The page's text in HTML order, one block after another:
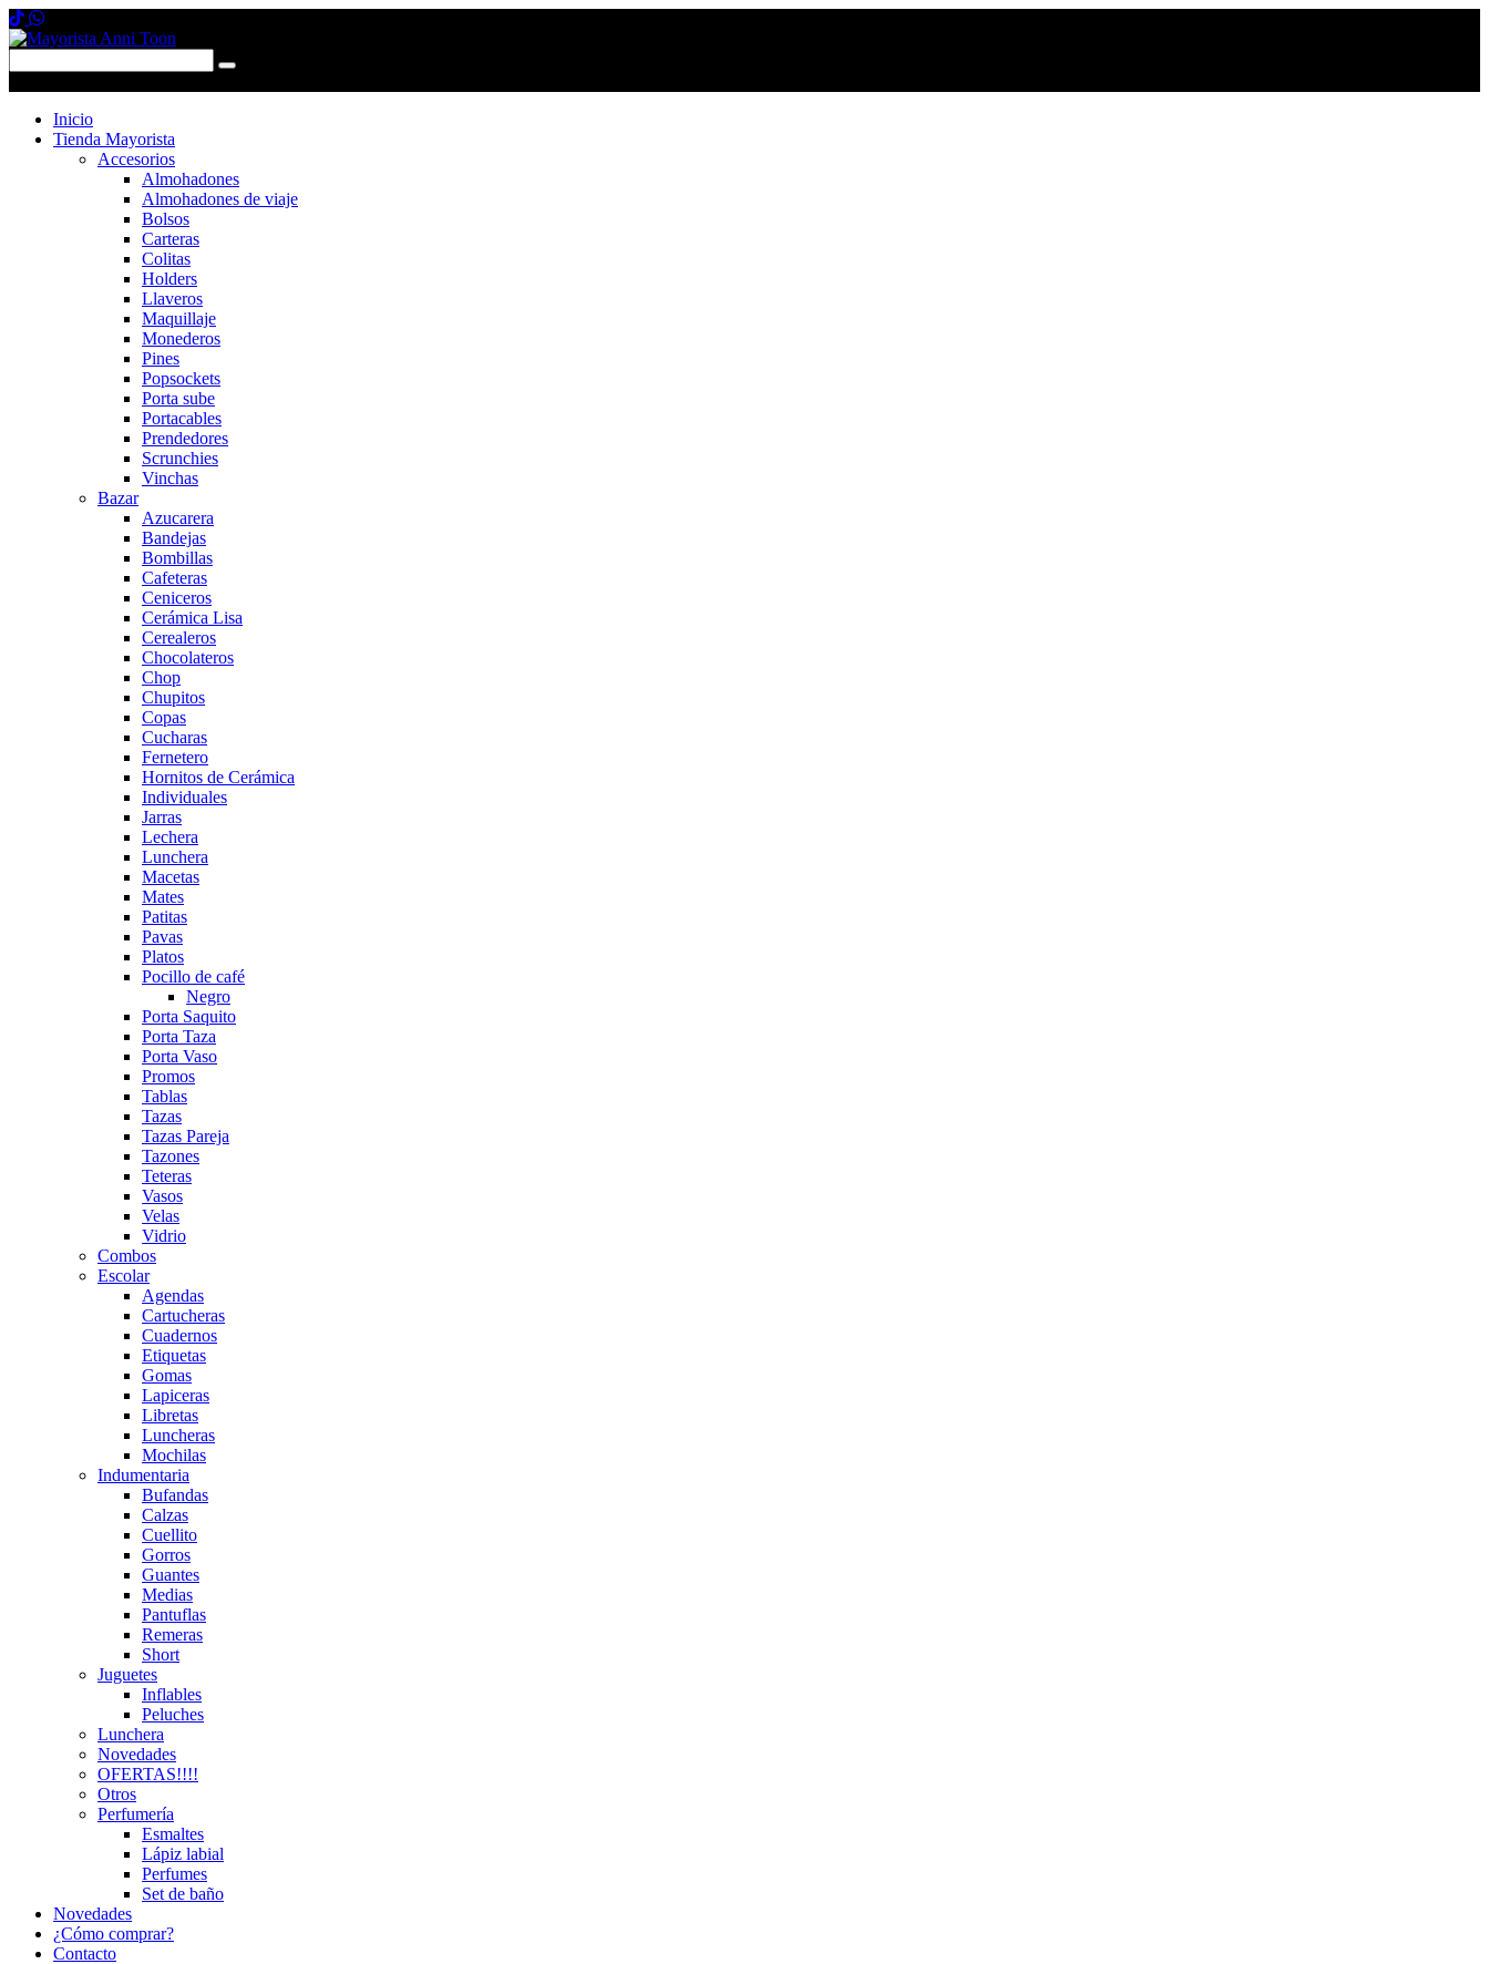
Inicio
Tienda Mayorista
Accesorios
Almohadones
Almohadones de viaje
Bolsos
Carteras
Colitas
Holders
Llaveros
Maquillaje
Monederos
Pines
Popsockets
Porta sube
Portacables
Prendedores
Scrunchies
Vinchas
Bazar
Azucarera
Bandejas
Bombillas
Cafeteras
Ceniceros
Cerámica Lisa
Cerealeros
Chocolateros
Chop
Chupitos
Copas
Cucharas
Fernetero
Hornitos de Cerámica
Individuales
Jarras
Lechera
Lunchera
Macetas
Mates
Patitas
Pavas
Platos
Pocillo de café
Negro
Porta Saquito
Porta Taza
Porta Vaso
Promos
Tablas
Tazas
Tazas Pareja
Tazones
Teteras
Vasos
Velas
Vidrio
Combos
Escolar
Agendas
Cartucheras
Cuadernos
Etiquetas
Gomas
Lapiceras
Libretas
Luncheras
Mochilas
Indumentaria
Bufandas
Calzas
Cuellito
Gorros
Guantes
Medias
Pantuflas
Remeras
Short
Juguetes
Inflables
Peluches
Lunchera
Novedades
OFERTAS!!!!
Otros
Perfumería
Esmaltes
Lápiz labial
Perfumes
Set de baño
Novedades
¿Cómo comprar?
Contacto